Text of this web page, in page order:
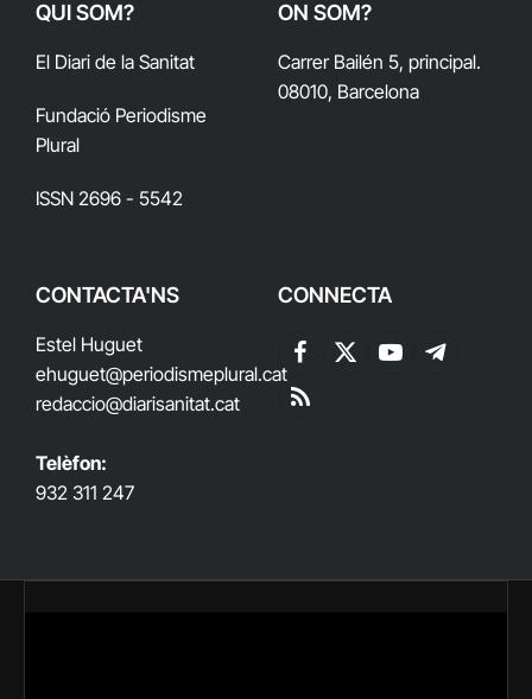
QUI SOM?
El Diari de la Sanitat
Fundació Periodisme
Plural
ISSN 2696 - 5542
ON SOM?
Carrer Bailén 5, principal.
08010, Barcelona
CONTACTA'NS
Estel Huguet
ehuguet@periodismeplural.cat
redaccio@diarisanitat.cat
Telèfon:
932 311 247
CONNECTA
Facebook
X
YouTubeTelegram
RSS